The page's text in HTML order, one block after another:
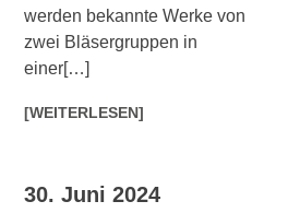
werden bekannte Werke von
zwei Bläsergruppen in
einer[…]
[WEITERLESEN]
30. Juni 2024